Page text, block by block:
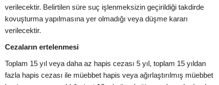
verilecektir. Belirtilen süre suç işlenmeksizin geçirildiği takdirde
kovuşturma yapılmasına yer olmadığı veya düşme kararı
verilecektir.
Cezaların ertelenmesi
Toplam 15 yıl veya daha az hapis cezası 5 yıl, toplam 15 yıldan
fazla hapis cezası ile müebbet hapis veya ağırlaştırılmış müebbet